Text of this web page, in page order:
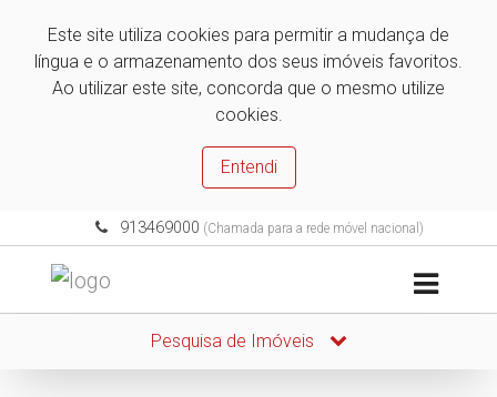
Este site utiliza cookies para permitir a mudança de
língua e o armazenamento dos seus imóveis favoritos.
Ao utilizar este site, concorda que o mesmo utilize
cookies.
Entendi
913469000 (Chamada para a rede móvel nacional)
Pesquisa de Imóveis